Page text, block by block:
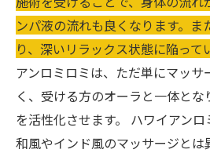
ンパ液の流れも良くなります。ま
り、深いリラックス状態に陥って
アンロミロミは、ただ単にマッサ
く、受ける方のオーラと一体と
を活性化させます。 ハワイアンロ
和風やインド風のマッサージとは